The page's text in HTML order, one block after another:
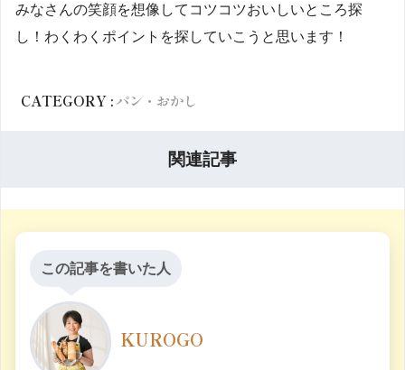
みなさんの笑顔を想像してコツコツおいしいところ探
し！わくわくポイントを探していこうと思います！
CATEGORY :パン・おかし
関連記事
この記事を書いた人
KUROGO